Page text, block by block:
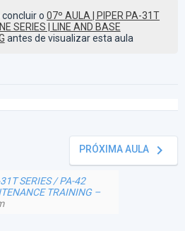
concluir o07º AULA | PIPER PA-31T
SERIES | LINE AND BASE
antes de visualizar esta aula
PRÓXIMA AULA keyboard_arrow_right
SERIES / PA-42
TRAINING –